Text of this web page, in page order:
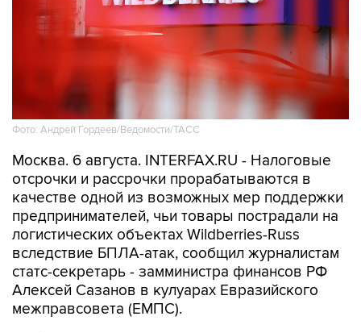
Фото: Андрей Гордеев/Ведомости/ТАСС
Москва. 6 августа. INTERFAX.RU - Налоговые
отсрочки и рассрочки прорабатываются в
качестве одной из возможных мер поддержки
предпринимателей, чьи товары пострадали на
логистических объектах Wildberries-Russ
вследствие БПЛА-атак, сообщил журналистам
статс-секретарь - замминистра финансов РФ
Алексей Сазанов в кулуарах Евразийского
межправсовета (ЕМПС).